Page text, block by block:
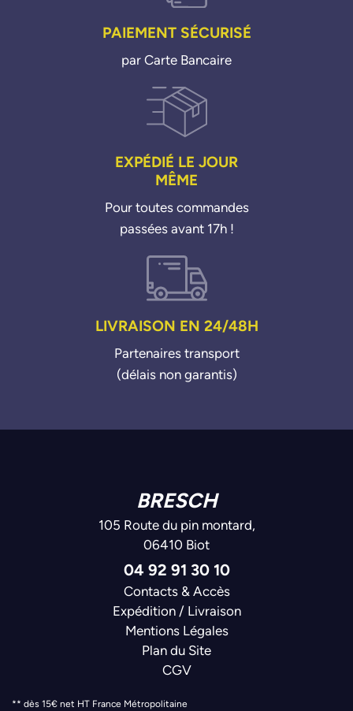
PAIEMENT SÉCURISÉ
par Carte Bancaire
EXPÉDIÉ LE JOUR
MÊME
Pour toutes commandes
passées avant 17h !
LIVRAISON EN 24/48H
Partenaires transport
(délais non garantis)
BRESCH
105 Route du pin montard,
06410 Biot
04 92 91 30 10
Contacts & Accès
Expédition / Livraison
Mentions Légales
Plan du Site
CGV
** dès 15€ net HT France Métropolitaine